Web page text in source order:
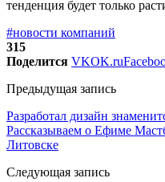
тенденция будет только
#новости компаний
315
Поделится VKOK.ru
Предыдущая запись
Разработал дизайн
Рассказываем о Ефиме
Литовске
Следующая запись